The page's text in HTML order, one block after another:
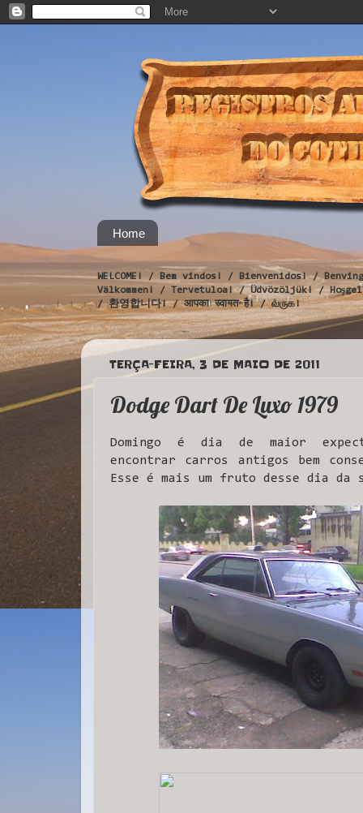
Home
WELCOME! / Bem vindos! / Bienvenidos! /
Välkommen! / Tervetuloa! / Üdvözöljük! /
/ 환영합니다! / आपका स्वागत है! / வருக!
TERÇA-FEIRA, 3 DE MAIO DE 2011
Dodge Dart De Luxo 1979
Domingo é dia de maior
encontrar carros antigos bem
Esse é mais um fruto desse dia da